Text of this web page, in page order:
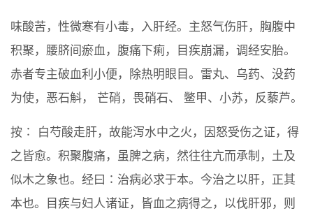
味酸苦，性微寒有小毒，入肝经。主怒气伤肝，胸腹中
积聚，腰脐间瘀血，腹痛下痢，目疾崩漏，调经安胎。
赤者专主破血利小便，除热明眼目。雷丸、乌药、没药
为使，恶石斛， 芒硝，畏硝石、 鳖甲、小苏，反藜芦。
按∶ 白芍酸走肝，故能泻水中之火，因怒受伤之证，得
之皆愈。积聚腹痛，虽脾之病，然往往亢而承制，土及
似木之象也。经曰∶治病必求于本。今治之以肝，正其
本也。目疾与妇人诸证，皆血之病得之，以伐肝邪，则